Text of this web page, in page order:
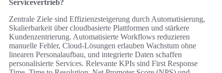
Servicevertrieb?
Zentrale Ziele sind Effizienzsteigerung durch Automatisierung,
Skalierbarkeit über cloudbasierte Plattformen und stärkere
Kundenzentrierung. Automatisierte Workflows reduzieren
manuelle Fehler, Cloud-Lösungen erlauben Wachstum ohne
linearen Personalaufbau, und integrierte Daten schaffen
personalisierte Services. Relevante KPIs sind First Response